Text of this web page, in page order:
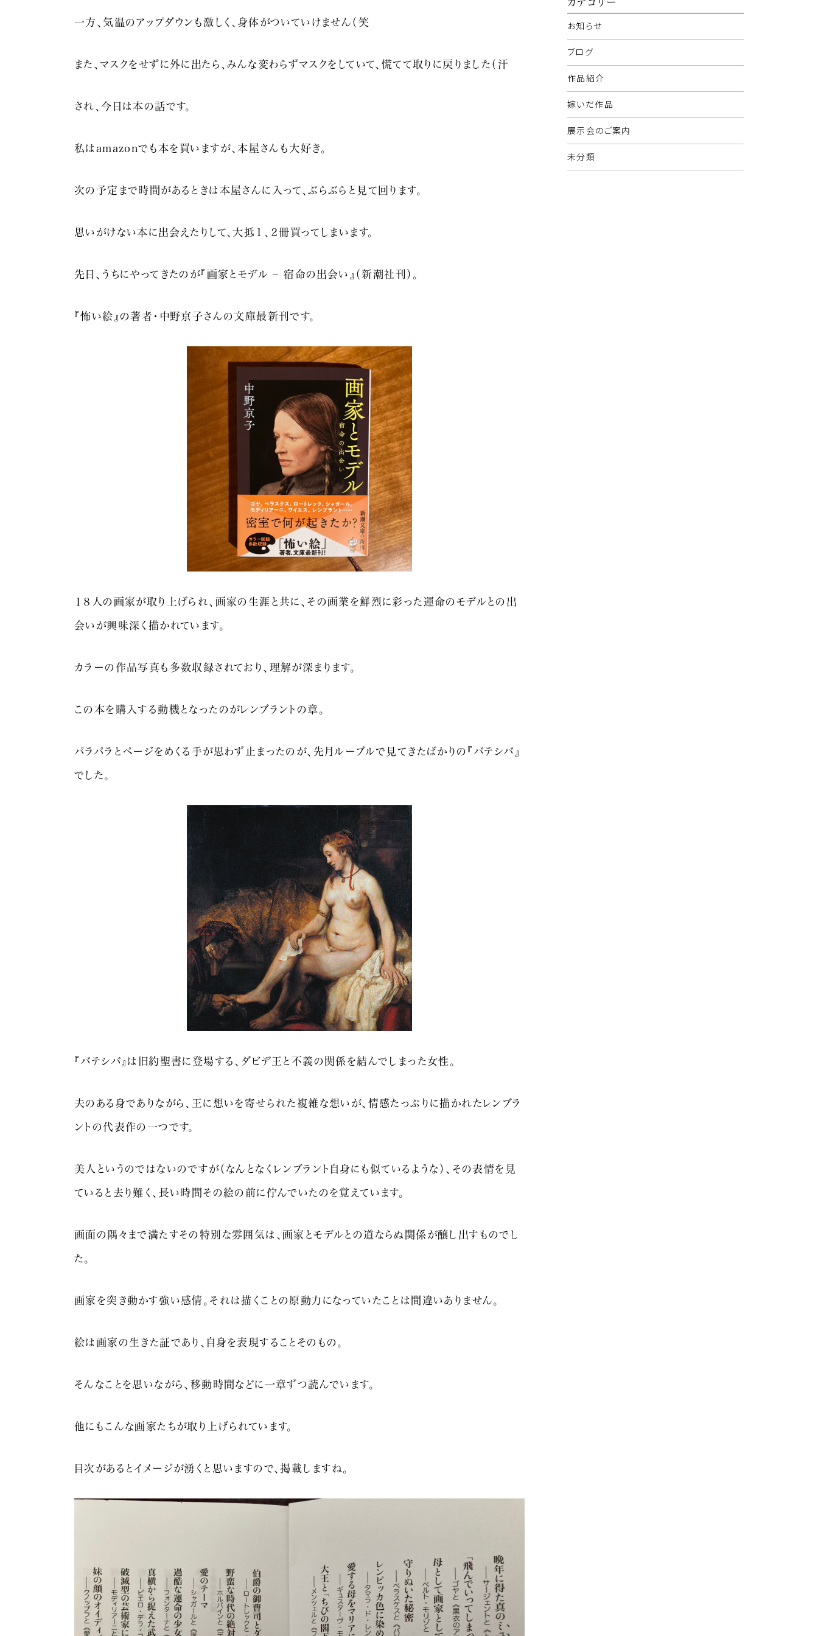
一方、気温のアップダウンも激しく、身体がついていけません（笑
また、マスクをせずに外に出たら、みんな変わらずマスクをしていて、慌てて取りに戻りました（汗
され、今日は本の話です。
私はamazonでも本を買いますが、本屋さんも大好き。
次の予定まで時間があるときは本屋さんに入って、ぶらぶらと見て回ります。
思いがけない本に出会えたりして、大抵１、２冊買ってしまいます。
先日、うちにやってきたのが『画家とモデル – 宿命の出会い』（新潮社刊）。
『怖い絵』の著者・中野京子さんの文庫最新刊です。
１８人の画家が取り上げられ、画家の生涯と共に、その画業を鮮烈に彩った運命のモデルとの出
会いが興味深く描かれています。
カラーの作品写真も多数収録されており、理解が深まります。
この本を購入する動機となったのがレンブラントの章。
パラパラとページをめくる手が思わず止まったのが、先月ルーブルで見てきたばかりの『バテシバ』
でした。
『バテシバ』は旧約聖書に登場する、ダビデ王と不義の関係を結んでしまった女性。
夫のある身でありながら、王に想いを寄せられた複雑な想いが、情感たっぷりに描かれたレンブラ
ントの代表作の一つです。
美人というのではないのですが（なんとなくレンブラント自身にも似ているような）、その表情を見
ていると去り難く、長い時間その絵の前に佇んでいたのを覚えています。
画面の隅々まで満たすその特別な雰囲気は、画家とモデルとの道ならぬ関係が醸し出すものでし
た。
画家を突き動かす強い感情。それは描くことの原動力になっていたことは間違いありません。
絵は画家の生きた証であり、自身を表現することそのもの。
そんなことを思いながら、移動時間などに一章ずつ読んでいます。
他にもこんな画家たちが取り上げられています。
目次があるとイメージが湧くと思いますので、掲載しますね。
お知らせ
ブログ
作品紹介
嫁いだ作品
展示会のご案内
未分類